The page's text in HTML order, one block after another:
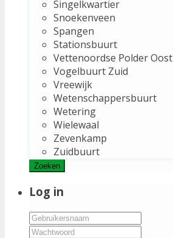
Singelkwartier
Snoekenveen
Spangen
Stationsbuurt
Vettenoordse Polder Oost
Vogelbuurt Zuid
Vreewijk
Wetenschappersbuurt
Wetering
Wielewaal
Zevenkamp
Zuidbuurt
Zoeken
Log in